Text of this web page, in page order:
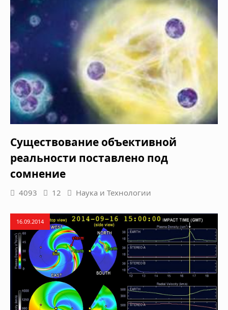
Существование объективной
реальности поставлено под
сомнение
4093 12 Наука и Технологии
16.09.2014